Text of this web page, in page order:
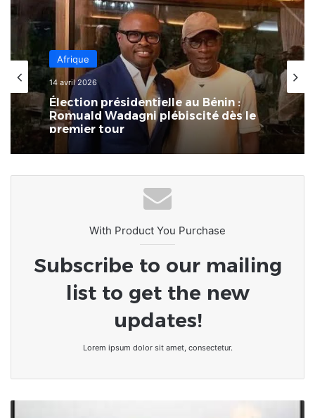
Afrique
14 avril 2026
Élection présidentielle au Bénin :
Romuald Wadagni plébiscité dès le
premier tour
With Product You Purchase
Subscribe to our mailing
list to get the new
updates!
Lorem ipsum dolor sit amet, consectetur.